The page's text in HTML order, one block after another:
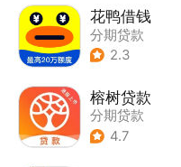
花鸭借钱
分期贷款
2.3
榕树贷款
分期贷款
4.7